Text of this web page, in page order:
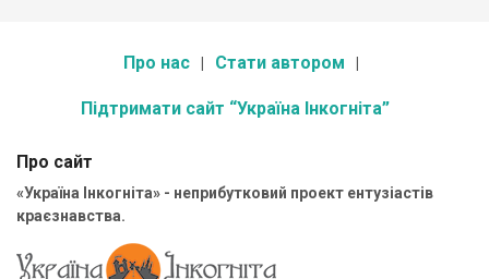
Про нас Стати автором
Підтримати сайт “Україна Інкогніта”
Про сайт
«Україна Інкогніта» - неприбутковий проект ентузіастів
краєзнавства.